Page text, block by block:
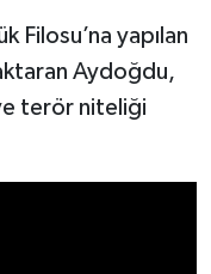
Filosu’na yapılan
Aydoğdu,
ve terör niteliği